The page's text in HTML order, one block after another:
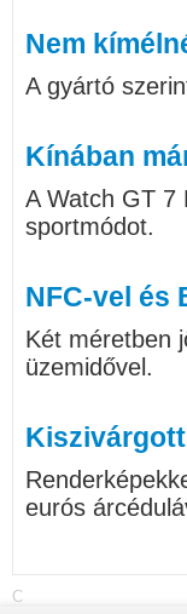
Nem
A gyártó
Kínában
A Watch GT 7
sportmódot.
NFC-vel és
Két méretben
üzemidővel.
Kiszivárgott
eurós
C